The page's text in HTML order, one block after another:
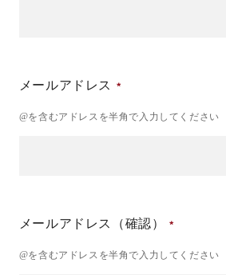
メールアドレス
@を含むアドレスを半角で入力してください
メールアドレス（確認）
@を含むアドレスを半角で入力してください